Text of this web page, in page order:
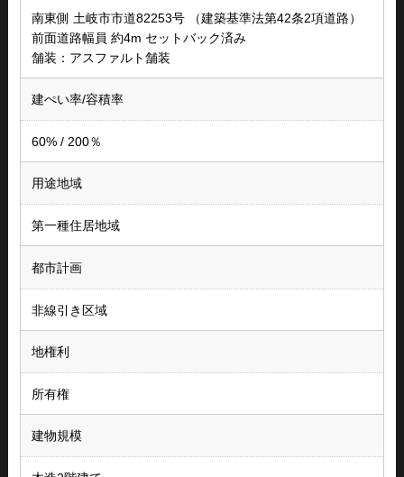
南東側 土岐市市道82253号 （建築基準法第42条2項道路）
前面道路幅員 約4m セットバック済み
舗装：アスファルト舗装
建ぺい率/容積率
60% / 200％
用途地域
第一種住居地域
都市計画
非線引き区域
地権利
所有権
建物規模